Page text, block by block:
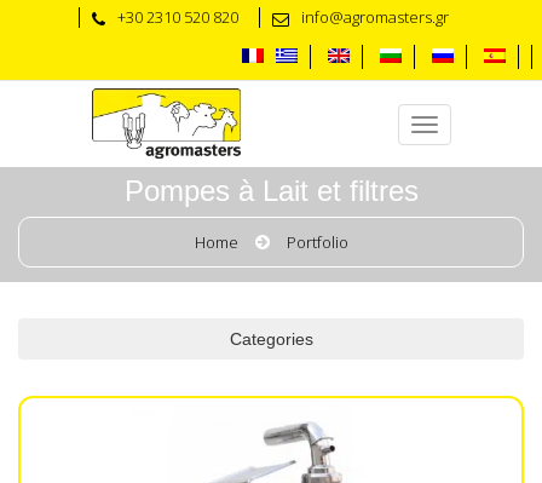
+30 2310 520 820 info@agromasters.gr
Pompes à Lait et filtres
Home Portfolio
Categories